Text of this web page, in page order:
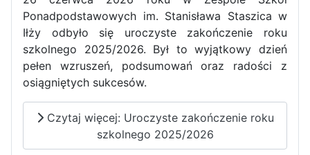
Zawody Sportowo – Obronne
klas OPW
Ponadpodstawowych im. Stanisława Staszica w
Iłży odbyło się uroczyste zakończenie roku
szkolnego 2025/2026. Był to wyjątkowy dzień
pełen wzruszeń, podsumowań oraz radości z
osiągniętych sukcesów.
Czytaj więcej: Uroczyste zakończenie roku
szkolnego 2025/2026